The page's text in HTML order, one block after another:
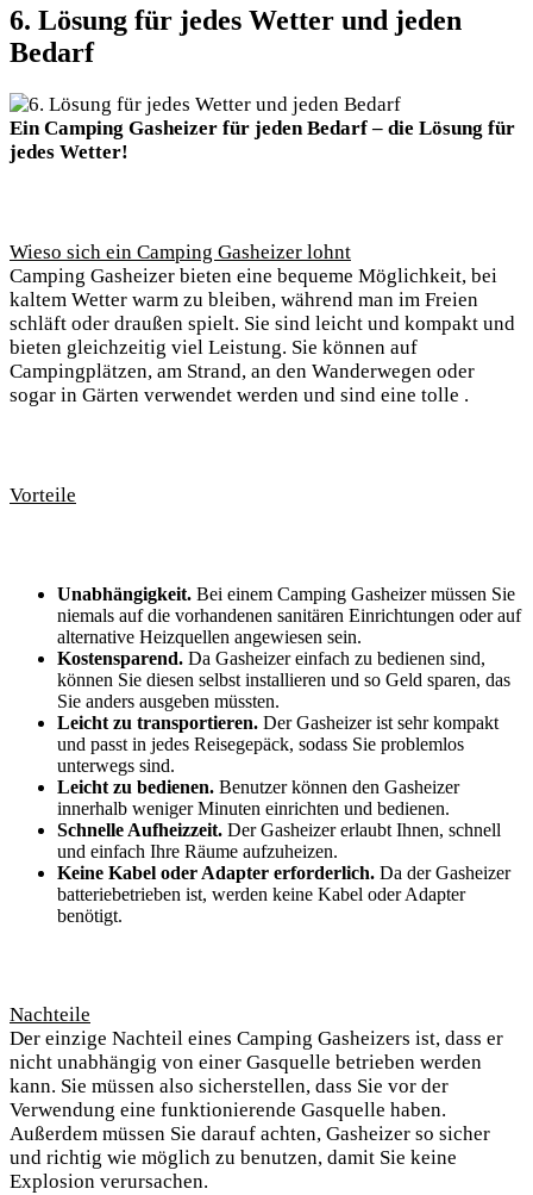
6. Lösung für jedes Wetter und jeden
Bedarf
Ein Camping Gasheizer für jeden Bedarf – die Lösung für
jedes Wetter!
Wieso sich ein Camping Gasheizer lohnt
Camping Gasheizer bieten eine bequeme Möglichkeit, bei
kaltem Wetter warm zu bleiben, während man im Freien
schläft oder draußen spielt. Sie sind leicht und kompakt und
bieten gleichzeitig viel Leistung. Sie können auf
Campingplätzen, am Strand, an den Wanderwegen oder
sogar in Gärten verwendet werden und sind eine tolle .
Vorteile
Unabhängigkeit. Bei einem Camping Gasheizer müssen Sie
niemals auf die vorhandenen sanitären Einrichtungen oder auf
alternative Heizquellen angewiesen sein.
Kostensparend. Da Gasheizer einfach zu bedienen sind,
können Sie diesen selbst installieren und so Geld sparen, das
Sie anders ausgeben müssten.
Leicht zu transportieren. Der Gasheizer ist sehr kompakt
und passt in jedes Reisegepäck, sodass Sie problemlos
unterwegs sind.
Leicht zu bedienen. Benutzer können den Gasheizer
innerhalb weniger Minuten einrichten und bedienen.
Schnelle Aufheizzeit. Der Gasheizer erlaubt Ihnen, schnell
und einfach Ihre Räume aufzuheizen.
Keine Kabel oder Adapter erforderlich. Da der Gasheizer
batteriebetrieben ist, werden keine Kabel oder Adapter
benötigt.
Nachteile
Der einzige Nachteil eines Camping Gasheizers ist, dass er
nicht unabhängig von einer Gasquelle betrieben werden
kann. Sie müssen also sicherstellen, dass Sie vor der
Verwendung eine funktionierende Gasquelle haben.
Außerdem müssen Sie darauf achten, Gasheizer so sicher
und richtig wie möglich zu benutzen, damit Sie keine
Explosion verursachen.